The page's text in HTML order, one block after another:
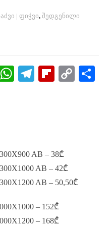
| ფიჭვი,შედგენილი
W
W
Te Fl
C
AB – 38₾
AB – 42₾
AB – 50,50₾
– 152₾
– 168₾